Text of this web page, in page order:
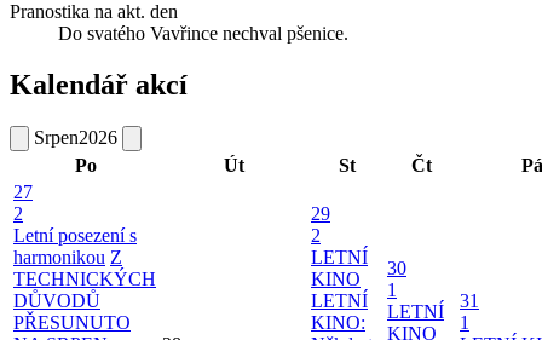
Pranostika na akt. den
Do svatého Vavřince nechval pšenice.
Kalendář akcí
Srpen2026
Po
Út St Čt
Pá
27
2
Letní posezení s
harmonikou Z
TECHNICKÝCH
DŮVODŮ
PŘESUNUTO
29
2
LETNÍ
KINO
LETNÍ
KINO:
30
1
LETNÍ
KINO
31
1